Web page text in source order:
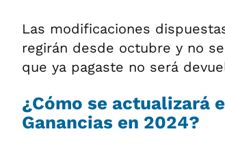
Las modificaciones
regirán desde octubre y no
que ya pagaste no será
¿Cómo se actualizará
Ganancias en 2024?